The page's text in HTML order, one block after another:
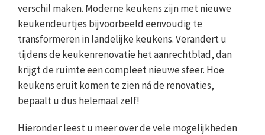
verschil maken. Moderne keukens zijn met nieuwe
keukendeurtjes bijvoorbeeld eenvoudig te
transformeren in landelijke keukens. Verandert u
tijdens de keukenrenovatie het aanrechtblad, dan
krijgt de ruimte een compleet nieuwe sfeer. Hoe
keukens eruit komen te zien ná de renovaties,
bepaalt u dus helemaal zelf!
Hieronder leest u meer over de vele mogelijkheden